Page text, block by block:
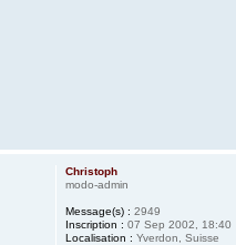
Christoph
modo-admin
Message(s) : 2949
Inscription : 07 Sep 2002, 18:40
Localisation : Yverdon, Suisse